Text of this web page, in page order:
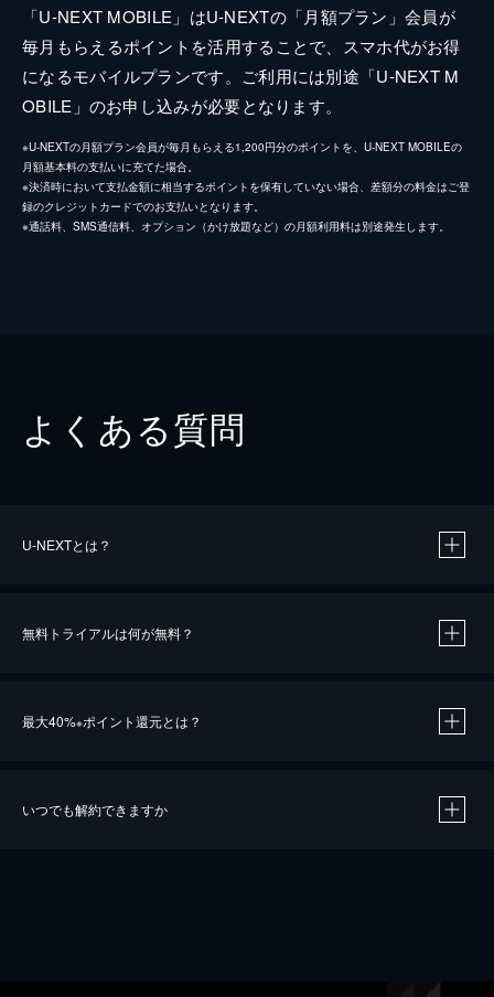
「U-NEXT MOBILE」はU-NEXTの「月額プラン」会員が
毎月もらえるポイントを活用することで、スマホ代がお得
になるモバイルプランです。ご利用には別途「U-NEXT M
OBILE」のお申し込みが必要となります。
※U-NEXTの月額プラン会員が毎月もらえる1,200円分のポイントを、U-NEXT MOBILEの
月額基本料の支払いに充てた場合。
※決済時において支払金額に相当するポイントを保有していない場合、差額分の料金はご登
録のクレジットカードでのお支払いとなります。
※通話料、SMS通信料、オプション（かけ放題など）の月額利用料は別途発生します。
よくある質問
U-NEXTとは？
無料トライアルは何が無料？
最大40%※ポイント還元とは？
いつでも解約できますか